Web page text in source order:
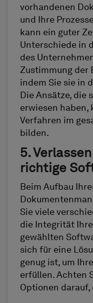
vorhandenen
und Ihre
kann ein guter
Unterschiede in
des
Zustimmung der
indem Sie sie in
Die Ansätze, die
erwiesen haben,
Verfahren im
bilden.
5.
richtige
Beim Aufbau
Sie viele
die Integrität
gewählten
sich für eine
genug ist, um
erfüllen. Achten
Optionen darauf,